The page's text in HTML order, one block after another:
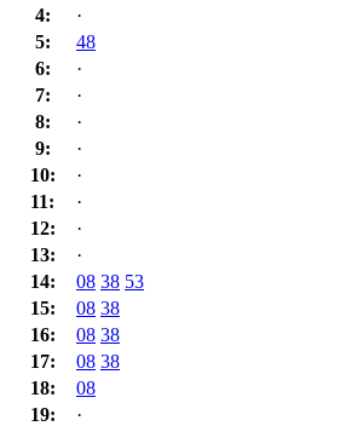
4:
·
5:
48
6:
·
7:
·
8:
·
9:
·
10:
·
11:
·
12:
·
13:
·
14:
08 38 53
15:
08 38
16:
08 38
17:
08 38
18:
08
19:
·